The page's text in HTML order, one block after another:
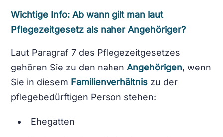
Wichtige Info: Ab wann gilt man laut
Pflegezeitgesetz als naher Angehöriger?
Laut Paragraf 7 des Pflegezeitgesetzes
gehören Sie zu den nahenAngehörigen, wenn
Sie in diesem Familienverhältnis zu der
pflegebedürftigen Person stehen:
Ehegatten